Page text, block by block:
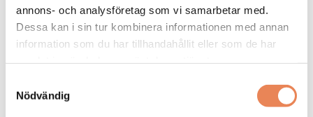
annons- och analysföretag som vi samarbetar med.
Dessa kan i sin tur kombinera informationen med annan
information som du har tillhandahållit eller som de har
Nödvändig
General